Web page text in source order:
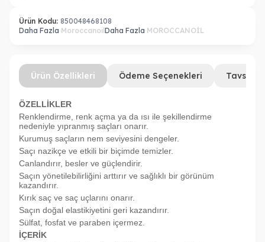
Ürün Kodu: 850048468108
Daha Fazla Moroccanoil Daha Fazla MOROCCANOİL
Ürün Özellikleri Ödeme Seçenekleri Tavsiye
ÖZELLİKLER
Renklendirme, renk açma ya da ısı ile şekillendirme
nedeniyle yıpranmış saçları onarır.
Kurumuş saçların nem seviyesini dengeler.
Saçı nazikçe ve etkili bir biçimde temizler.
Canlandırır, besler ve güçlendirir.
Saçın yönetilebilirliğini arttırır ve sağlıklı bir görünüm
kazandırır.
Kırık saç ve saç uçlarını onarır.
Saçın doğal elastikiyetini geri kazandırır.
Sülfat, fosfat ve paraben içermez.
İÇERİK